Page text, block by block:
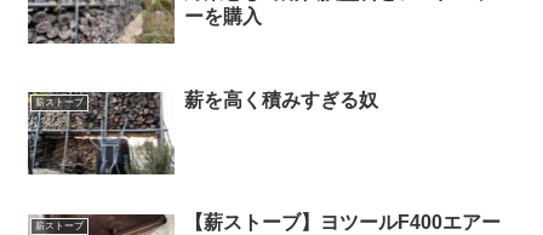
ーを購入
薪ストーブ 薪を高く積みすぎる奴
薪ストーブ
【薪ストーブ】ヨツールF400エアー